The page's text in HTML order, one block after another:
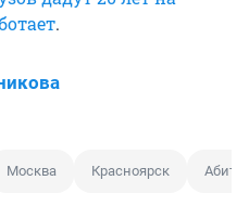
.
Москва Красноярск